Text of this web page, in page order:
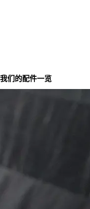
我们的配件一览